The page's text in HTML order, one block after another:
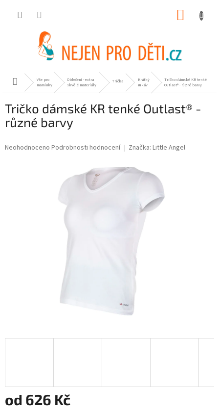
Domů
Vše pro
maminky
Oblečení - extra
skvělé materiály
Trička
Krátký
rukáv
Tričko dámské KR tenké
Outlast® - různé barvy
Tričko dámské KR tenké Outlast® -
různé barvy
Průměrné
Neohodnoceno Podrobnosti hodnocení Značka: Little Angel
od 626 Kč